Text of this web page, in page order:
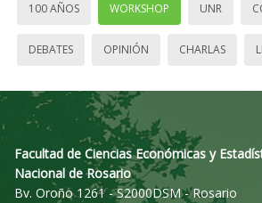
100 AÑOS WORKSHOP UNR
DEBATES OPINIÓN CHARLAS
Facultad de Ciencias Económicas y
Nacional de Rosario
Bv. Oroño 1261 - S2000DSM - Rosario